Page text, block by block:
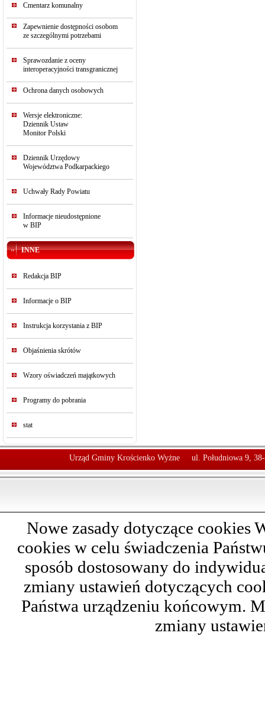
Cmentarz komunalny
Zapewnienie dostępności osobom
ze szczególnymi potrzebami
Sprawozdanie z oceny
interoperacyjności transgranicznej
Ochrona danych osobowych
Wersje elektroniczne:
Dziennik Ustaw
Monitor Polski
Dziennik Urzędowy
Województwa Podkarpackiego
Uchwały Rady Powiatu
Informacje nieudostępnione
w BIP
INNE
Redakcja BIP
Informacje o BIP
Instrukcja korzystania z BIP
Objaśnienia skrótów
Wzory oświadczeń majątkowych
Programy do pobrania
stat
Urząd Gminy Krościenko Wyżne ul. Południowa 9,
Nowe zasady dotyczące cookies
cookies w celu świadczenia
sposób dostosowany do
zmiany ustawień dotyczących
Państwa urządzeniu końcowym.
zmiany